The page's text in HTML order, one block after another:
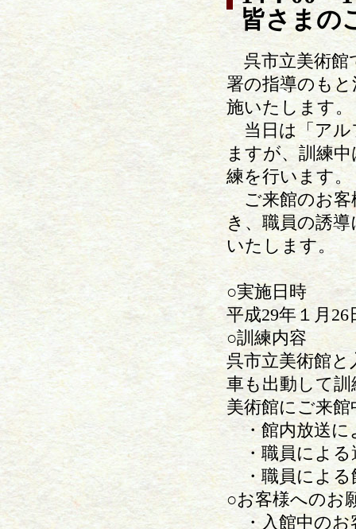
皆さまの
呉市立美術館
署の指導のも
施いたします。
当日は「アル
ますが、訓練
練を行います。
ご来館のお客
き、職員の誘
いたします。
○実施日時
平成29年１月26
○訓練内容
呉市立美術館
車も出動して
美術館にご来
・館内放送に
・職員による
・職員による
○お客様への
・入館中のお